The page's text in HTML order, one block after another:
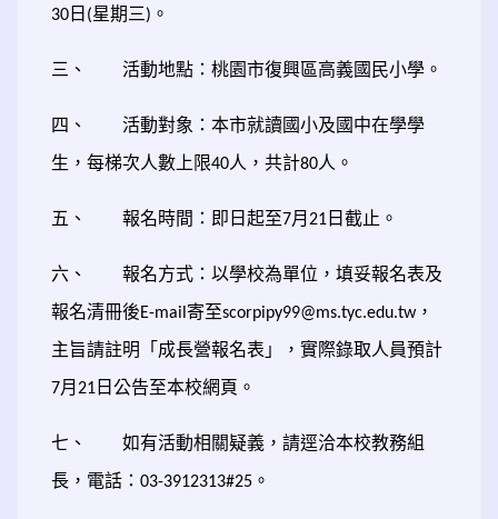
30 日 (星期三) 。
三、 活動地點：桃園市復興區高義國民小學。
四、
活動對象：本市就讀國小及國中在學學
生，每梯次人數上限40人，共計80人。
五、 報名時間：即日起至7月 21 日截止。
六、
報名方式：以學校為單位，填妥報名表及
報名清冊後E-mail 寄至scorpipy99@ms.tyc.edu.tw，
主旨請註明「成長營報名表」，實際錄取人員預計
7月 21 日公告至本校網頁。
七、
如有活動相關疑義，請逕洽本校教務組
長，電話： 03-3912313#25 。